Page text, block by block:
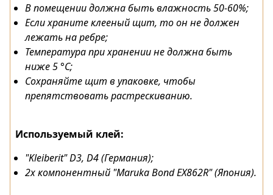
В помещении должна быть влажность 50-60%;
Если храните клееный щит, то он не должен
лежать на ребре;
Температура при хранении не должна быть
ниже 5 °C;
Сохраняйте щит в упаковке, чтобы
препятствовать растрескиванию.
Используемый клей:
"Kleiberit" D3, D4 (Германия);
2х компонентный "Maruka Bond EX862R" (Япония).